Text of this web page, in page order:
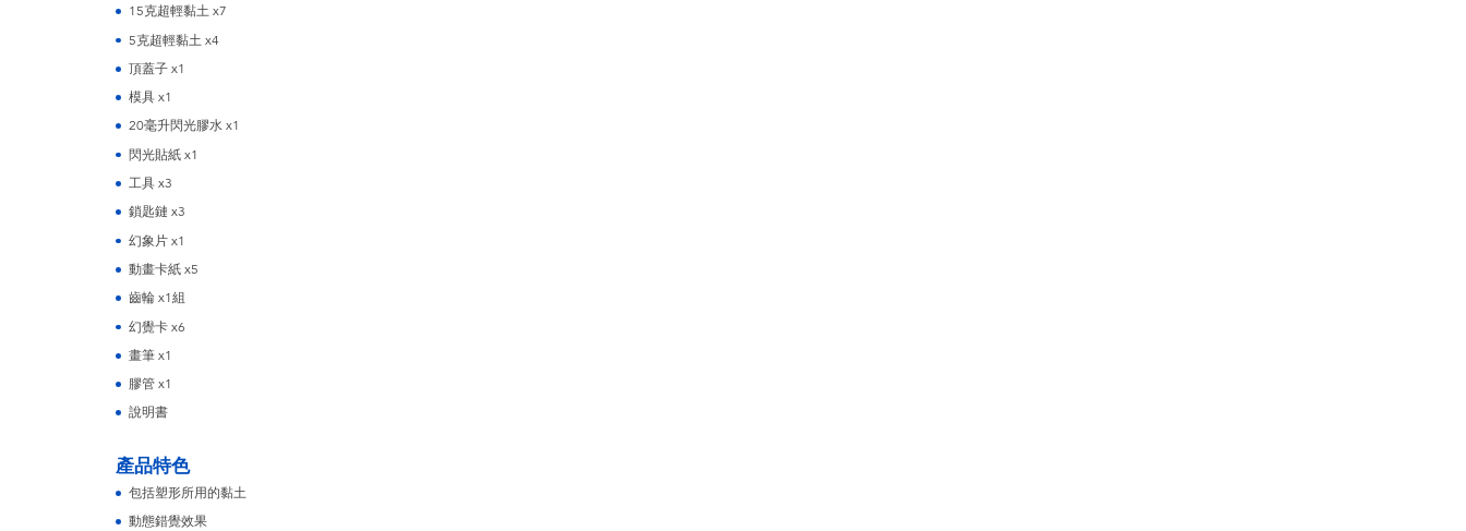
15克超輕黏土 x7
5克超輕黏土 x4
頂蓋子 x1
模具 x1
20毫升閃光膠水 x1
閃光貼紙 x1
工具 x3
鎖匙鏈 x3
幻象片 x1
動畫卡紙 x5
齒輪 x1組
幻覺卡 x6
畫筆 x1
膠管 x1
說明書
產品特色
包括塑形所用的黏土
動態錯覺效果